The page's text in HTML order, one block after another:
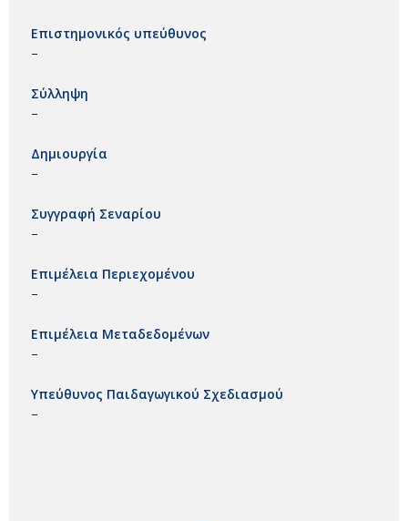
Επιστημονικός υπεύθυνος
–
Σύλληψη
–
Δημιουργία
–
Συγγραφή Σεναρίου
–
Επιμέλεια Περιεχομένου
–
Επιμέλεια Μεταδεδομένων
–
Υπεύθυνος Παιδαγωγικού Σχεδιασμού
–